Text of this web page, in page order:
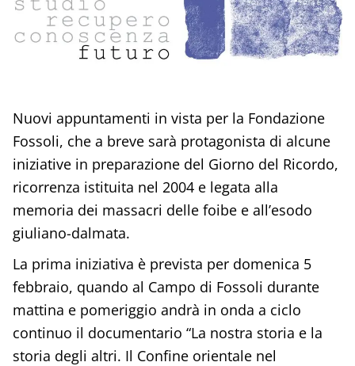
Nuovi appuntamenti in vista per la Fondazione
Fossoli, che a breve sarà protagonista di alcune
iniziative in preparazione del Giorno del Ricordo,
ricorrenza istituita nel 2004 e legata alla
memoria dei massacri delle foibe e all’esodo
giuliano-dalmata.
La prima iniziativa è prevista per domenica 5
febbraio, quando al Campo di Fossoli durante
mattina e pomeriggio andrà in onda a ciclo
continuo il documentario “La nostra storia e la
storia degli altri. Il Confine orientale nel